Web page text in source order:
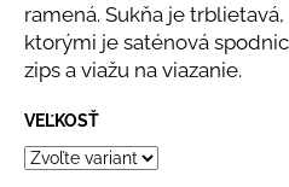
ramená. Sukňa je
ktorými je saténová
zips a viažu na viazanie.
VEĽKOSŤ